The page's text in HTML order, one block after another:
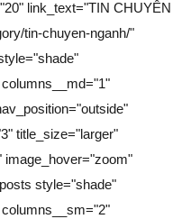
link_text="TIN CHUYÊN
tin-chuyen-nganh/"
title_size="larger"
style="shade"